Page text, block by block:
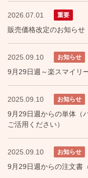
2026.07.01 重要
販売価格改定のお知ら
2025.09.10 お知らせ
9月29日週～楽スマイリ
2025.09.10 お知らせ
9月29日週からの単体（
ご活用ください）
2025.09.10 お知らせ
9月29日週からの注文書